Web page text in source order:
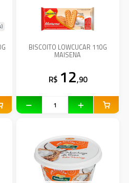
BISCOITO LOWCUCAR 110G
MAISENA
R$ 12,90